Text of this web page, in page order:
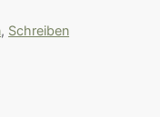
, Schreiben